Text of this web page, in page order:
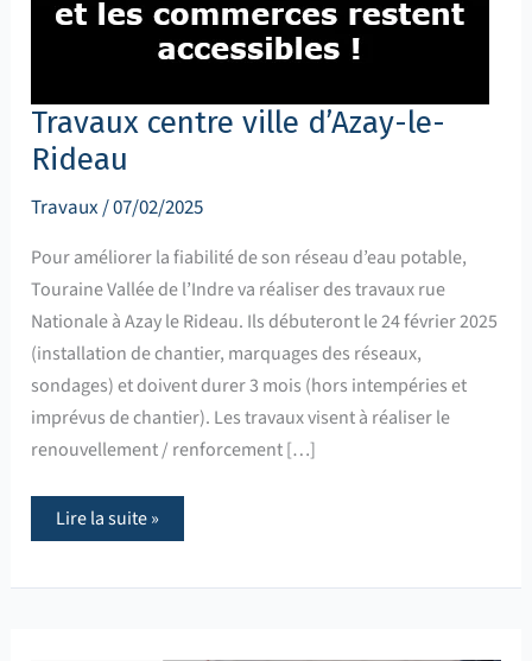
Travaux centre ville d’Azay-le-
Rideau
Travaux/07/02/2025
Pour améliorer la fiabilité de son réseau d’eau potable,
Touraine Vallée de l’Indre va réaliser des travaux rue
Nationale à Azay le Rideau. Ils débuteront le 24 février 2025
(installation de chantier, marquages des réseaux,
sondages) et doivent durer 3 mois (hors intempéries et
imprévus de chantier). Les travaux visent à réaliser le
renouvellement / renforcement […]
Lire la suite »